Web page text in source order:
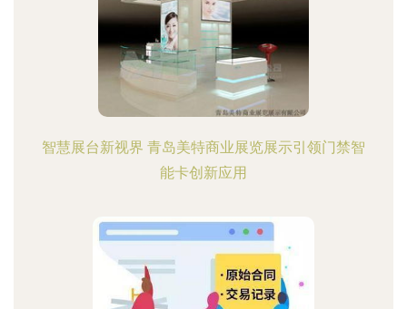
智慧展台新视界 青岛美特商业展览展示引领门禁智
能卡创新应用